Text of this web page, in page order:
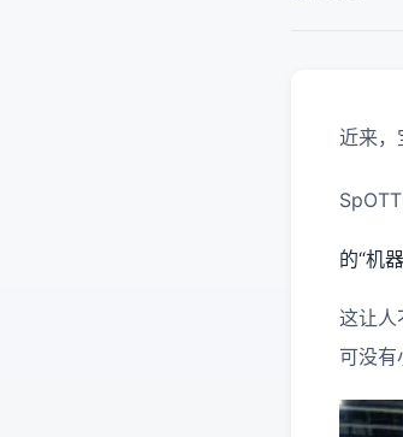
近来，
的“机
这让人
可没有